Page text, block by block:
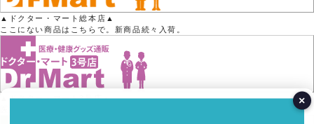
▲ドクター・マート総本店▲
ここにない商品はこちらで。新商品続々入荷。
▲ドクター・マート3号店▲
×